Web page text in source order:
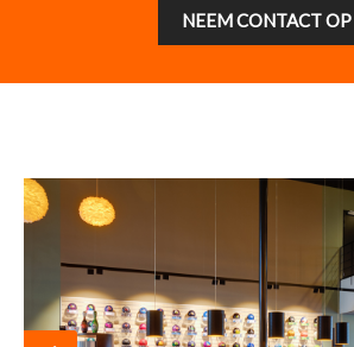
NEEM CONTACT OP